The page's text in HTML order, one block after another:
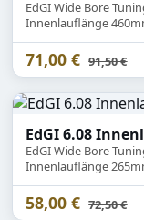
EdGI Wide Bore
Innenlauflänge
71,00 € Statt
91,50 €
EdGI 6.08
EdGI Wide Bore
Innenlauflänge
58,00 € Statt
72,50 €